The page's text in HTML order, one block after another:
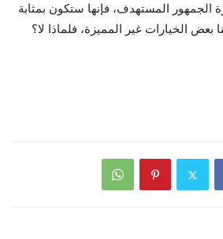
الجمهور المستهدف، فإنها ستكون بمثابة
بعض الخيارات غير المميزة، فلماذا لا؟